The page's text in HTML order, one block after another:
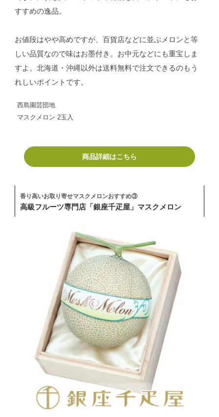
すすめの逸品。
お値段はやや高めですが、百貨店などに並ぶメロンと等
しい品質なので味はお墨付き。お中元などにも重宝しま
すよ。北海道・沖縄以外は送料無料で注文できるのもう
れしいポイントです。
西島園芸団地
マスクメロン 2玉入
商品詳細はこちら
香り高いお取り寄せマスクメロンおすすめ③
高級フルーツ専門店「銀座千疋屋」マスクメロン